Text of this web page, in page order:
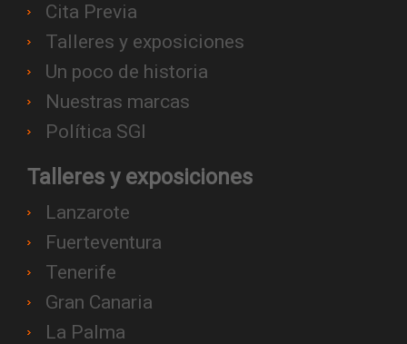
Cita Previa
Talleres y exposiciones
Un poco de historia
Nuestras marcas
Política SGI
Talleres y exposiciones
Lanzarote
Fuerteventura
Tenerife
Gran Canaria
La Palma